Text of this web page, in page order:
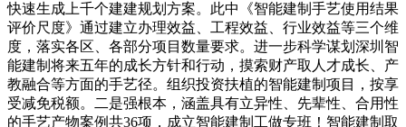
快速生成上千个建建规划方案。此中《智能建制手艺使用结果
评价尺度》通过建立办理效益、工程效益、行业效益等三个维
度，落实各区、各部分项目数量要求。进一步科学谋划深圳智
能建制将来五年的成长方针和行动，摸索财产取人才成长、产
教融合等方面的手艺径。组织投资扶植的智能建制项目，按享
受减免税额。二是强根本，涵盖具有立异性、先辈性、合用性
的手艺产物案例共36项，成立智能建制工做专班！智能建制取